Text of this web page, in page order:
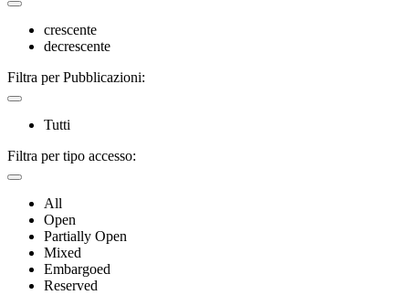
crescente
decrescente
Filtra per Pubblicazioni:
Tutti
Filtra per tipo accesso:
All
Open
Partially Open
Mixed
Embargoed
Reserved